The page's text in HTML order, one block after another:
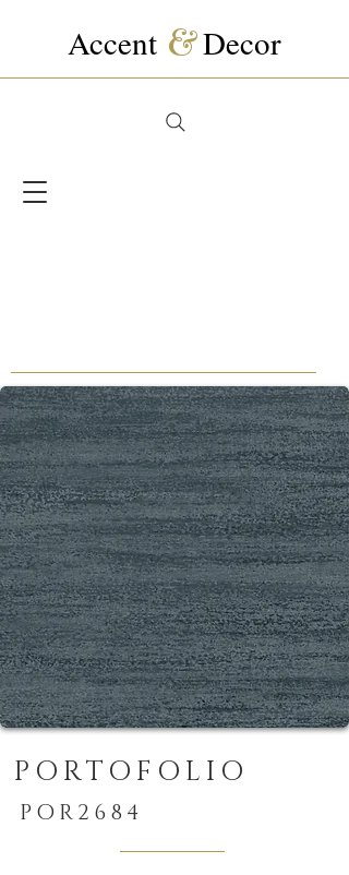
Accent &Decor
PORTOFOLIO
POR2684